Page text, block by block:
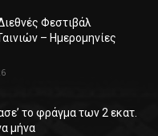
Φεστιβάλ
– Ημερομηνίες
το φράγμα των 2 εκατ.
μήνα